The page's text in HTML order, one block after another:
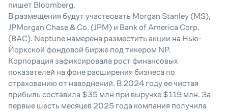
пишет Bloomberg.
В размещения будут участвовать Morgan Stanley (MS),
JPMorgan Chase & Co. (JPM) и Bank of America Corp.
(BAC). Neptune намерена разместить акции на Нью-
Йоркской фондовой бирже под тикером NP.
Корпорация зафиксировала рост финансовых
показателей на фоне расширения бизнеса по
страхованию от наводнений. В 2024 году ее чистая
прибыль составила $35 млн при выручке $119 млн. За
первые шесть месяцев 2025 года компания получила